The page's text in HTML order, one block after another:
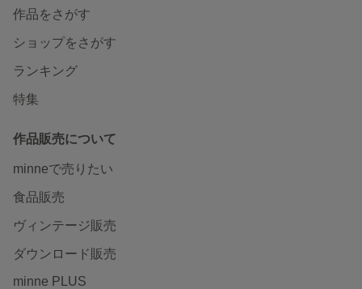
作品をさがす
ショップをさがす
ランキング
特集
作品販売について
minneで売りたい
食品販売
ヴィンテージ販売
ダウンロード販売
minne PLUS